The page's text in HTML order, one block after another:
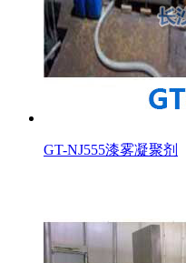
GT-NJ555漆雾凝聚剂